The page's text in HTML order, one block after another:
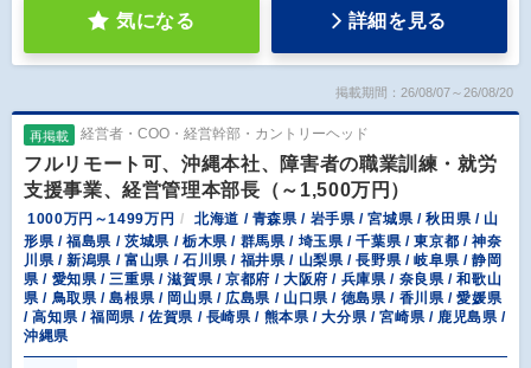
気になる 詳細を見る
掲載期間：26/08/07～26/08/20
再掲載 経営者・COO・経営幹部・カントリーヘッド
フルリモート可、沖縄本社、障害者の職業訓練・就労
支援事業、経営管理本部長（～1,500万円）
1000万円～1499万円
北海道 / 青森県 / 岩手県 / 宮城県 / 秋田県 / 山
形県 / 福島県 / 茨城県 / 栃木県 / 群馬県 / 埼玉県 / 千葉県 / 東京都 / 神奈
川県 / 新潟県 / 富山県 / 石川県 / 福井県 / 山梨県 / 長野県 / 岐阜県 / 静岡
県 / 愛知県 / 三重県 / 滋賀県 / 京都府 / 大阪府 / 兵庫県 / 奈良県 / 和歌山
県 / 鳥取県 / 島根県 / 岡山県 / 広島県 / 山口県 / 徳島県 / 香川県 / 愛媛県
/ 高知県 / 福岡県 / 佐賀県 / 長崎県 / 熊本県 / 大分県 / 宮崎県 / 鹿児島県 /
沖縄県